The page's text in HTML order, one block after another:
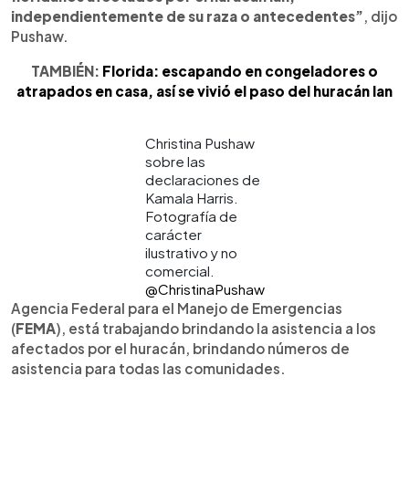
independientemente de su raza o antecedentes”, dijo
Pushaw.
TAMBIÉN: Florida: escapando en congeladores o
atrapados en casa, así se vivió el paso del huracán Ian
Christina Pushaw
sobre las
declaraciones de
Kamala Harris.
Fotografía de
carácter
ilustrativo y no
comercial.
@ChristinaPushaw
Agencia Federal para el Manejo de Emergencias
(FEMA), está trabajando brindando la asistencia a los
afectados por el huracán, brindando números de
asistencia para todas las comunidades.